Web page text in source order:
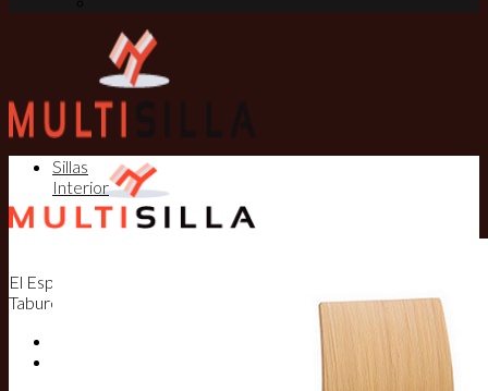
El Especialista en Sillas, Mesas y
Taburetes
Sillas
Interior